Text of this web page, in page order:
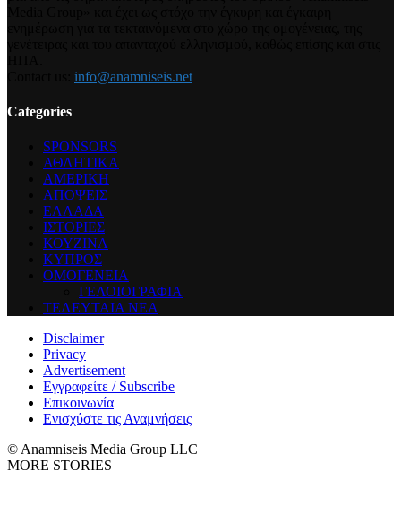
info@anamniseis.net
Categories
SPONSORS
ΑΘΛΗΤΙΚΑ
ΑΜΕΡΙΚΗ
ΑΠΟΨΕΙΣ
ΕΛΛΑΔΑ
ΙΣΤΟΡΙΕΣ
ΚΟΥΖΙΝΑ
ΚΥΠΡΟΣ
ΟΜΟΓΕΝΕΙΑ
ΓΕΛΟΙΟΓΡΑΦΙΑ
ΤΕΛΕΥΤΑΙΑ ΝΕΑ
Disclaimer
Privacy
Advertisement
Εγγραφείτε / Subscribe
Επικοινωνία
Ενισχύστε τις Αναμνήσεις
© Anamniseis Media Group LLC
MORE STORIES